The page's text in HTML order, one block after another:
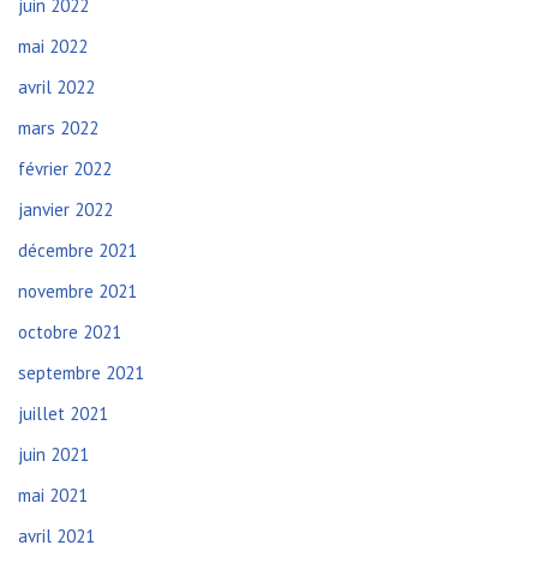
juin 2022
mai 2022
avril 2022
mars 2022
février 2022
janvier 2022
décembre 2021
novembre 2021
octobre 2021
septembre 2021
juillet 2021
juin 2021
mai 2021
avril 2021